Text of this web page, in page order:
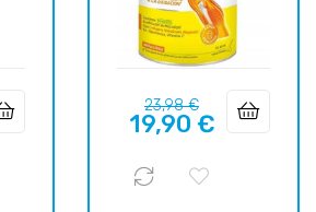
Precio
regular
23,98 €Precio
19,90 €